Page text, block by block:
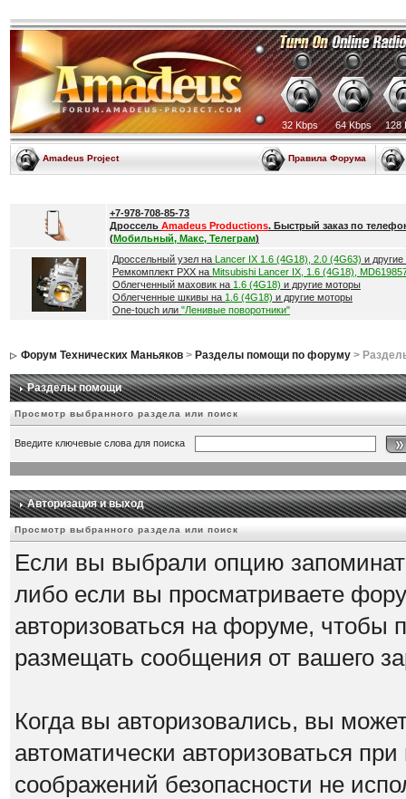
32 Kbps 64 Kbps 128
Amadeus Project Правила Форума
+7-978-708-85-73
Дроссель Amadeus Productions. Быстрый заказ по
(Мобильный, Макс, Телеграм)
Дроссельный узел на Lancer IX 1.6 (4G18), 2.0 (4G63) и
Ремкомплект РХХ на Mitsubishi Lancer IX, 1.6 (4G18),
Облегченный маховик на 1.6 (4G18) и другие моторы
Облегченные шкивы на 1.6 (4G18) и другие моторы
One-touch или "Ленивые поворотники"
Форум Технических Маньяков> Разделы помощи по форуму>
Разделы помощи
Просмотр выбранного раздела или поиск
Введите ключевые слова для поиска
Авторизация и выход
Просмотр выбранного раздела или поиск
Если вы выбрали опцию
либо если вы просматриваете
авторизоваться на форуме,
размещать сообщения от вашего
Когда вы авторизовались, вы
автоматически авторизоваться
соображений безопасности не